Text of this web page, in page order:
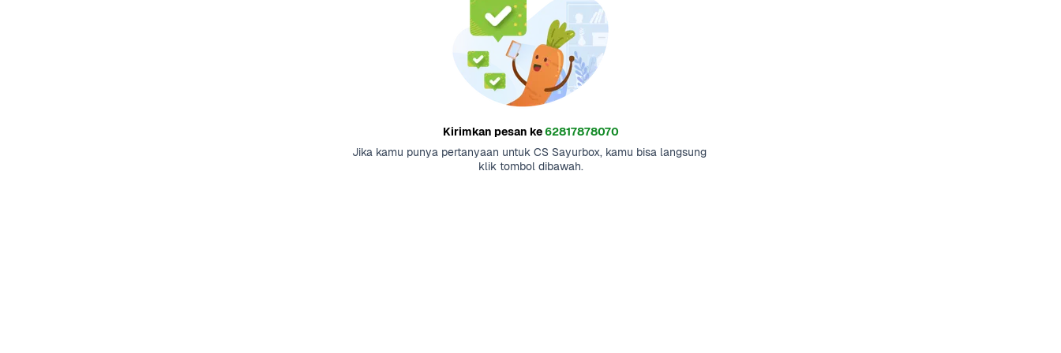
Kirimkan pesan ke62817878070
Jika kamu punya pertanyaan untuk CS Sayurbox, kamu bisa langsung
klik tombol dibawah.